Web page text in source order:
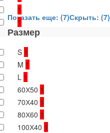
1
1
Показать еще: (7)Скрыть: (7)
Размер
S 1
M 1
L 1
60Х50 1
70Х40 1
80Х60 1
100Х40 1